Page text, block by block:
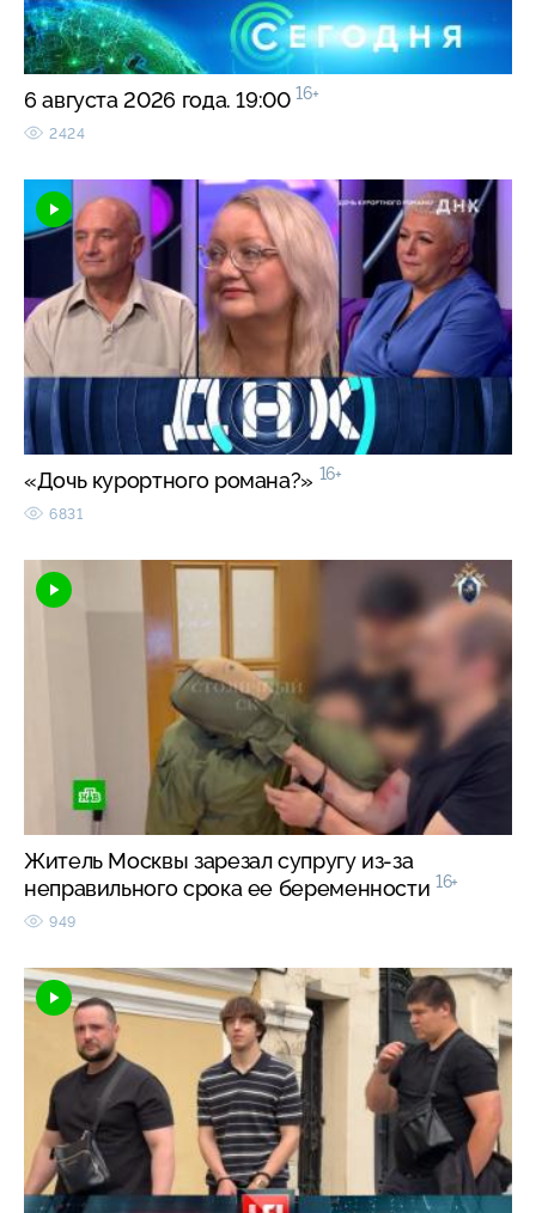
6 августа 2026 года. 19:00 16+
2424
«Дочь курортного романа?» 16+
6831
Житель Москвы зарезал супругу из-за
неправильного срока ее беременности 16+
949